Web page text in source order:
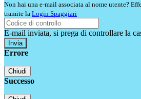
Non hai una e-mail associata al nome utente?
tramite la Login Spaggiari
E-mail inviata, si prega di controllare la
Errore
Chiudi
Successo